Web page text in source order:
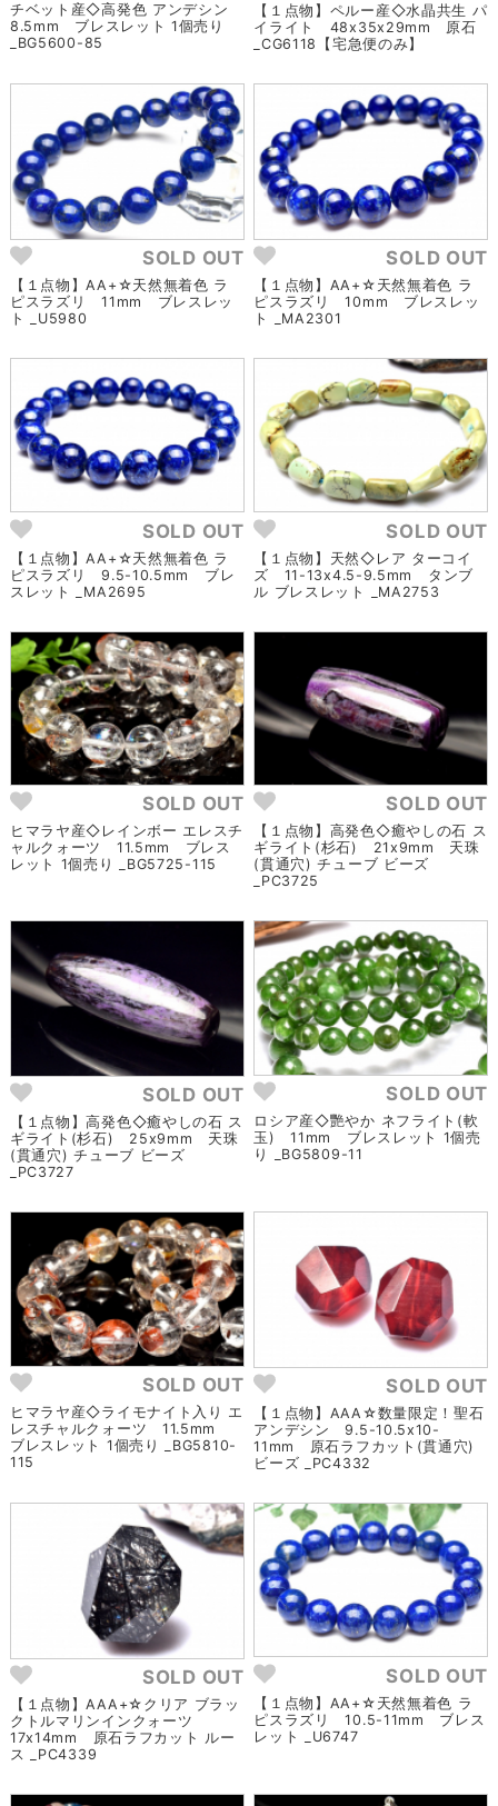
チベット産◇高発色 アンデシン
8.5mm ブレスレット 1個売り
_BG5600-85
【１点物】ペルー産◇水晶共生 パ
イライト 48x35x29mm 原石
_CG6118【宅急便のみ】
SOLD OUT
【１点物】AA+☆天然無着色 ラ
ピスラズリ 11mm ブレスレッ
ト _U5980
SOLD OUT
【１点物】AA+☆天然無着色 ラ
ピスラズリ 10mm ブレスレッ
ト _MA2301
SOLD OUT
【１点物】AA+☆天然無着色 ラ
ピスラズリ 9.5-10.5mm ブレ
スレット _MA2695
SOLD OUT
【１点物】天然◇レア ターコイ
ズ 11-13x4.5-9.5mm タンブ
ル ブレスレット _MA2753
SOLD OUT
ヒマラヤ産◇レインボー エレスチ
ャルクォーツ 11.5mm ブレス
レット 1個売り _BG5725-115
SOLD OUT
【１点物】高発色◇癒やしの石 ス
ギライト(杉石) 21x9mm 天珠
(貫通穴) チューブ ビーズ
_PC3725
SOLD OUT
【１点物】高発色◇癒やしの石 ス
ギライト(杉石) 25x9mm 天珠
(貫通穴) チューブ ビーズ
_PC3727
SOLD OUT
ロシア産◇艷やか ネフライト(軟
玉) 11mm ブレスレット 1個売
り _BG5809-11
SOLD OUT
ヒマラヤ産◇ライモナイト入り エ
レスチャルクォーツ 11.5mm
ブレスレット 1個売り _BG5810-
115
SOLD OUT
【１点物】AAA☆数量限定！聖石
アンデシン 9.5-10.5x10-
11mm 原石ラフカット(貫通穴)
ビーズ _PC4332
SOLD OUT
【１点物】AAA+☆クリア ブラッ
クトルマリンインクォーツ
17x14mm 原石ラフカット ルー
ス _PC4339
SOLD OUT
【１点物】AA+☆天然無着色 ラ
ピスラズリ 10.5-11mm ブレス
レット _U6747